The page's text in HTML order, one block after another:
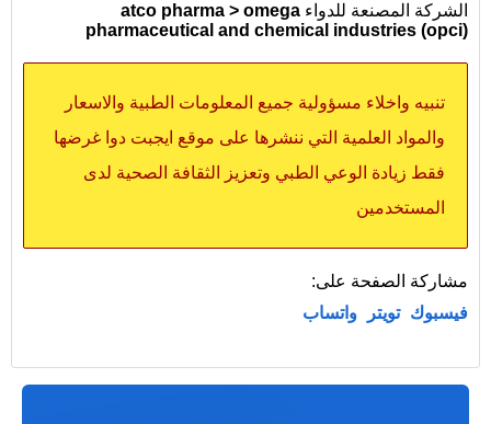
الشركة المصنعة للدواء atco pharma > omega
pharmaceutical and chemical industries (opci)
تنبيه واخلاء مسؤولية جميع المعلومات الطبية والاسعار
والمواد العلمية التي ننشرها على موقع ايجبت دوا غرضها
فقط زيادة الوعي الطبي وتعزيز الثقافة الصحية لدى
المستخدمين
مشاركة الصفحة على:
فيسبوك تويتر واتساب